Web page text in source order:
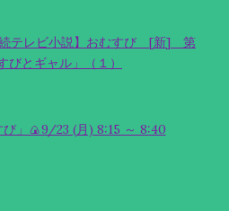
続テレビ小説】おむすび [新] 第
びとギャル」（１）
び」🍙9/23 (月) 8:15 ～ 8:40